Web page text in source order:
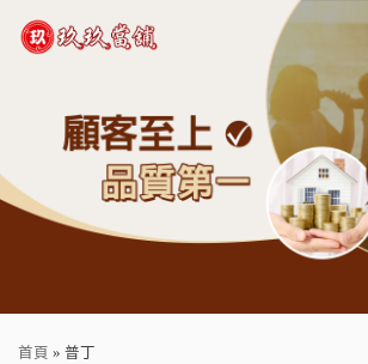
content
首頁 » 普丁